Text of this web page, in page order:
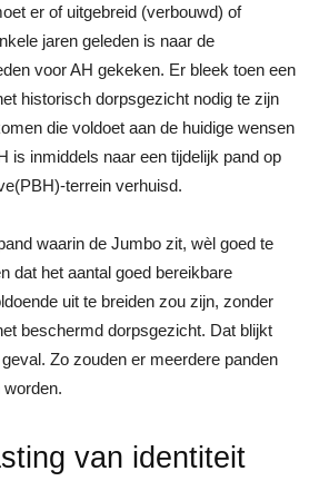
er of uitgebreid (verbouwd) of
jaren geleden is naar de
voor AH gekeken. Er bleek toen een
historisch dorpsgezicht nodig te zijn
die voldoet aan de huidige wensen
is inmiddels naar een tijdelijk pand op
terrein verhuisd.
waarin de Jumbo zit, wèl goed te
dat het aantal goed bereikbare
uit te breiden zou zijn, zonder
beschermd dorpsgezicht. Dat blijkt
Zo zouden er meerdere panden
van identiteit